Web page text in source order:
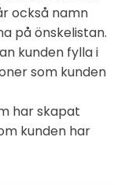
också namn
på önskelistan.
kunden fylla i
som kunden
har skapat
kunden har